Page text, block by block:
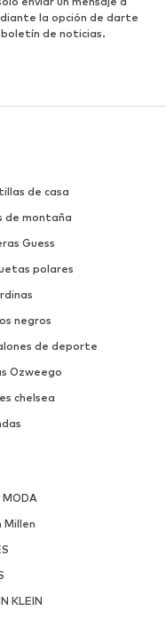
la opción de darte
de noticias.
de casa
de montaña
Guess
polares
negros
de deporte
Ozweego
chelsea
MODA
Millen
KLEIN